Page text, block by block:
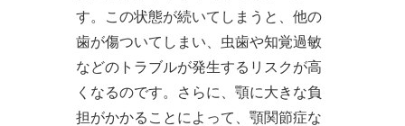
す。この状態が続いてしまうと、他の
歯が傷ついてしまい、虫歯や知覚過敏
などのトラブルが発生するリスクが高
くなるのです。さらに、顎に大きな負
担がかかることによって、顎関節症な